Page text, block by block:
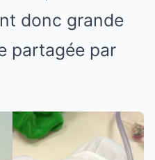
donc grande
partagée par